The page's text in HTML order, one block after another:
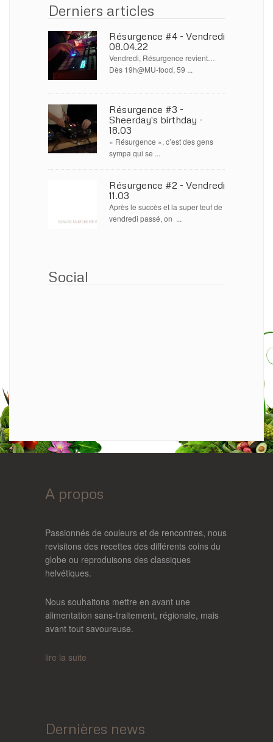
Derniers articles
Résurgence #4 - Vendredi
08.04.22
Vendredi, Résurgence revient…
Dès 19h@MU-food, 59 ...
Résurgence #3 -
Sheerday's birthday -
18.03
« Résurgence », c’est des gens
sympa qui se ...
Résurgence #2 - Vendredi
11.03
Après le succès et la super teuf de
vendredi passé, on ...
Social
A propos
Passionnés de couleurs et de rencontres, nous
revisitons des recettes des différents coins du
globe ou reproduisons des classiques
helvétiques.
Nous souhaitons mettre en avant une
alimentation sans-traitement, régionale, mais
avant tout savoureuse.
lire la suite
Dernières news